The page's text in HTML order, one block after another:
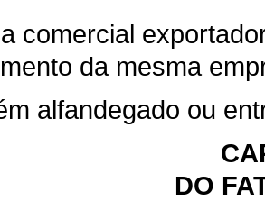
comercial
da mesma
alfandegado ou
DO